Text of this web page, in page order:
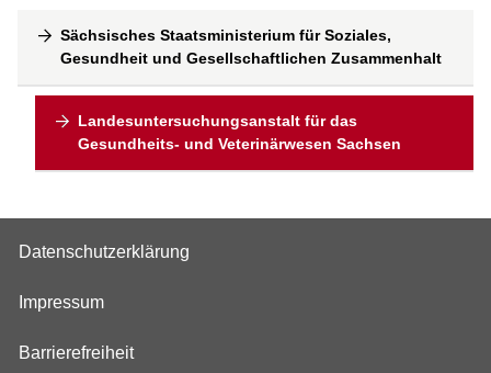
Sächsisches Staatsministerium für Soziales,
Gesundheit und Gesellschaftlichen Zusammenhalt
Landesuntersuchungsanstalt für das
Gesundheits- und Veterinärwesen Sachsen
Datenschutzerklärung
Impressum
Barrierefreiheit